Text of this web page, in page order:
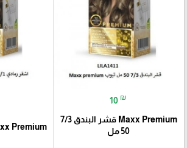
10 ₪
Maxx Premium قشر البندق 7/3
50 مل